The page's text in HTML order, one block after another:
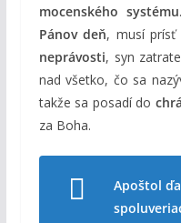
mocenského systému
Pánov deň, musí prísť
neprávosti, syn
nad všetko, čo sa
takže sa posadí do
za Boha.
Apoštol